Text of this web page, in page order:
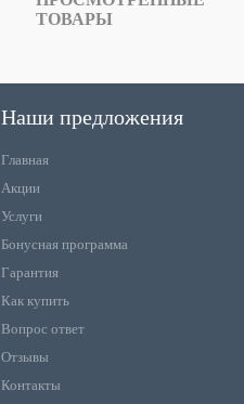
ТОВАРЫ
Наши предложения
Главная
Акции
Услуги
Бонусная программа
Гарантия
Как купить
Вопрос ответ
Отзывы
Контакты